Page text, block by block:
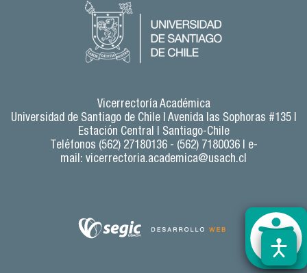
Vicerrectoría Académica
Universidad de Santiago de Chile | Avenida las Sophoras #135 |
Estación Central | Santiago-Chile
Teléfonos (562) 27180136 - (562) 7180036 | e-
mail: vicerrectoria.academica@usach.cl